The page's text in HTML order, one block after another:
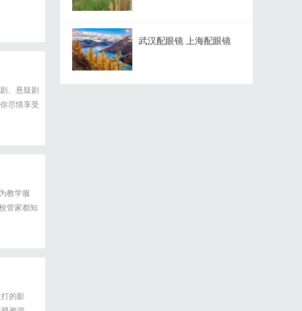
、悬疑剧
尽情享受
随地追
教学服
管家都知
机...
的影
武汉配眼镜 上海配眼镜